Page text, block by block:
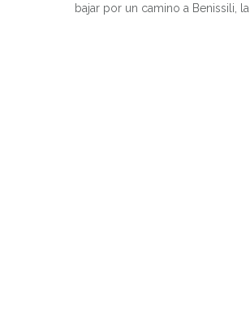
bajar por un camino a Benissili,